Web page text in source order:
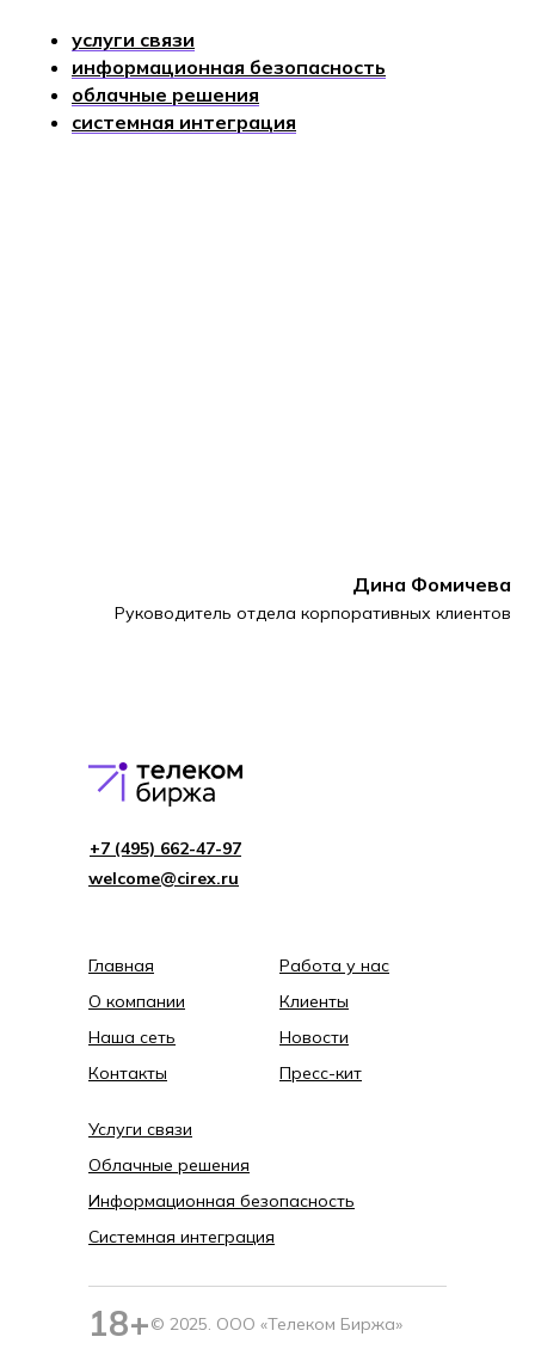
услуги связи
информационная безопасность
облачные решения
системная интеграция
Дина Фомичева
Руководитель отдела корпоративных клиентов
Главная
О компании
Наша сеть
Контакты
Работа у нас
Клиенты
Новости
Пресс-кит
welcome@cirex.ru
+7 (495) 662-4 7-97
18+© 2025. ООО «Телеком Биржа»
Услуги связи
Облачные решения
Информационная безопасность
Системная интеграция